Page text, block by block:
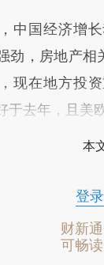
国经济增长
劲，房地产
现在地方投
于去年，且美
本
登录
财新
可畅